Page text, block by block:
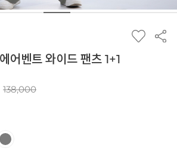
벤트 와이드 팬츠 1+1
138,000